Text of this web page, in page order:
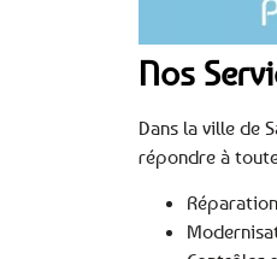
Nos
Dans la ville de
répondre à